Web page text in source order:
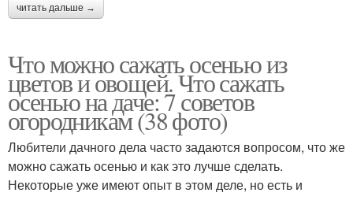
читать дальше →
Что можно сажать осенью из
цветов и овощей. Что сажать
осенью на даче: 7 советов
огородникам (38 фото)
Любители дачного дела часто задаются вопросом, что же
можно сажать осенью и как это лучше сделать.
Некоторые уже имеют опыт в этом деле, но есть и